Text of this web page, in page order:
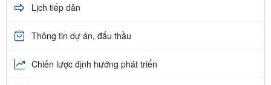
Lịch tiếp dân
Thông tin dự án, đấu thầu
Chiến lược định hướng phát triển